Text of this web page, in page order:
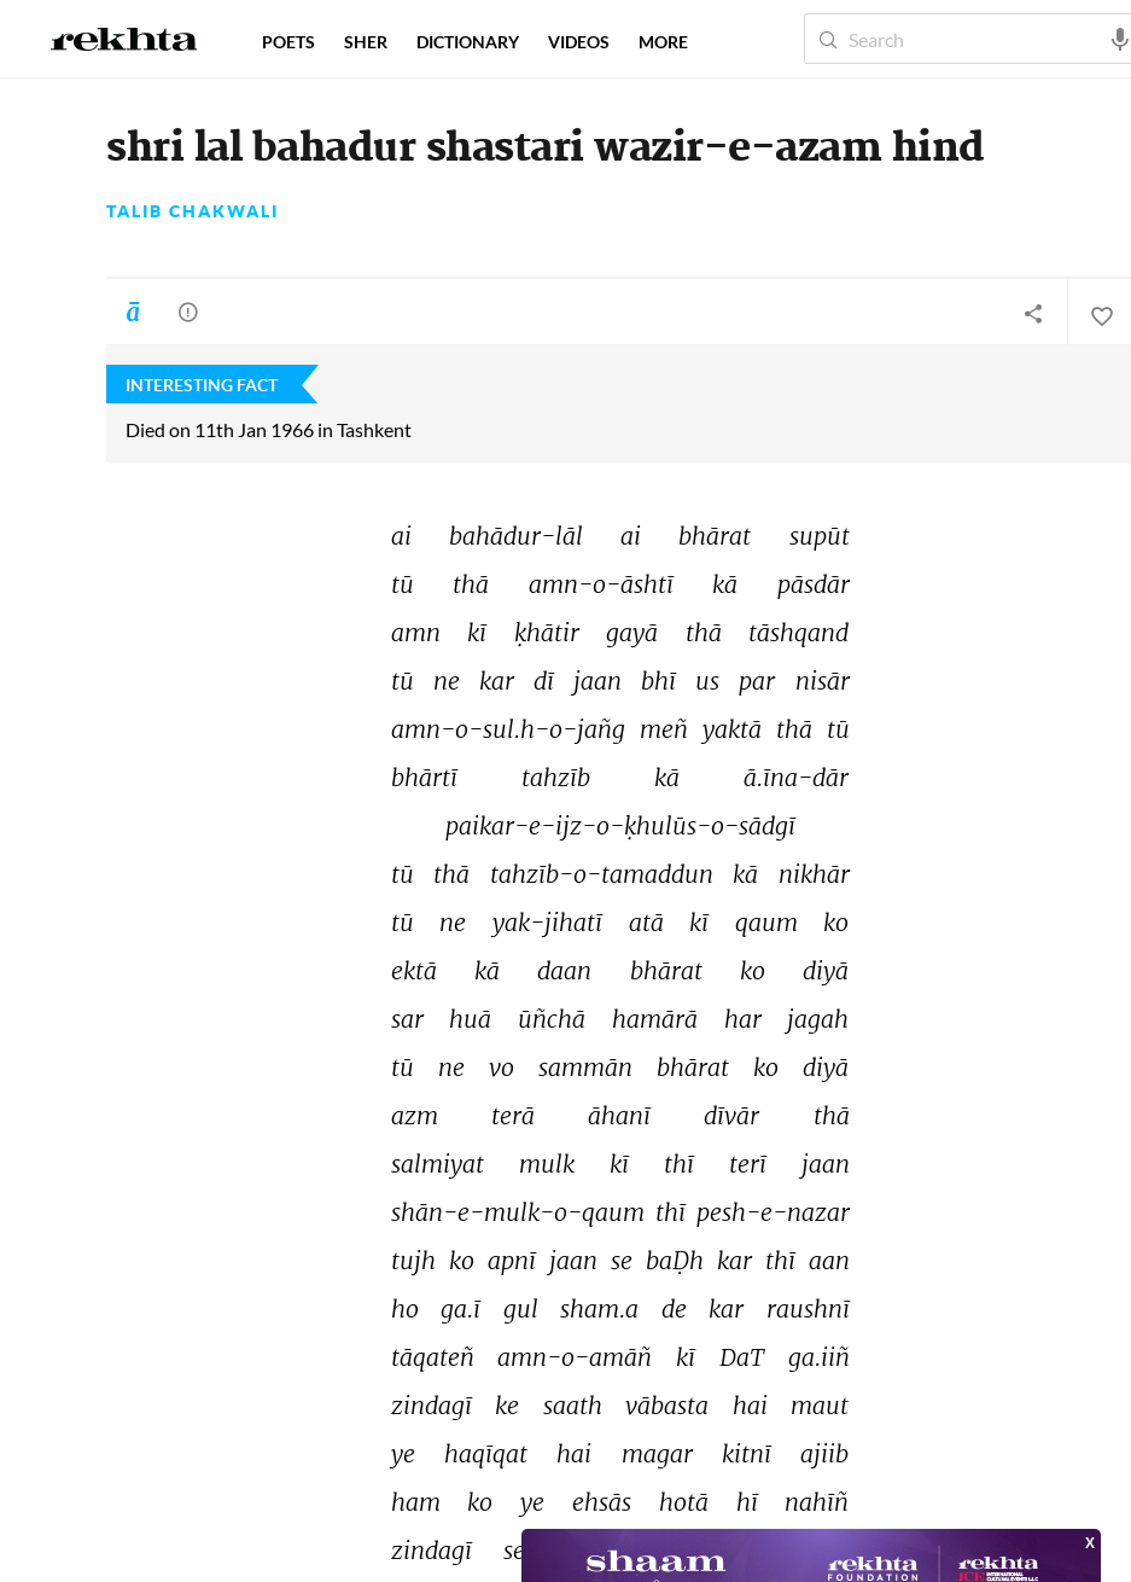
shri lal bahadur shastari wazir-e-azam hind
TALIB CHAKWALI
INTERESTING FACT
Died on 11th Jan 1966 in Tashkent
ai bahādur-lāl ai bhārat
supūt
tū
thā amn-o-āshtī kā
pāsdār
amn
kī ḳhātir gayā thā
tāshqand
tū
ne kar dī jaan bhī us par
nisār
amn-o-sul.h-o-jañg meñ yaktā thā tū
bhārtī
tahzīb kā
ā.īna-dār
paikar-e-ijz-o-ḳhulūs-o-sādgī
tū
thā tahzīb-o-tamaddun kā
nikhār
tū
ne yak-jihatī atā kī qaum
ko
ektā
kā daan bhārat ko
diyā
sar
huā ūñchā hamārā har
jagah
tū
ne vo sammān bhārat ko
diyā
azm
terā āhanī dīvār
thā
salmiyat
mulk kī thī terī
jaan
shān-e-mulk-o-qaum thī pesh-e-nazar
tujh ko apnī jaan se baḌh kar thī aan
ho
ga.ī gul sham.a de kar
raushnī
tāqateñ
amn-o-amāñ kī DaT
ga.iiñ
zindagī
ke saath vābasta hai
maut
ye
haqīqat hai magar kitnī
ajiib
ham
ko ye ehsās hotā hī
nahīñ
zindagī
se maut hai utnī
qarīb
POETS SHER DICTIONARY VIDEOS MORE